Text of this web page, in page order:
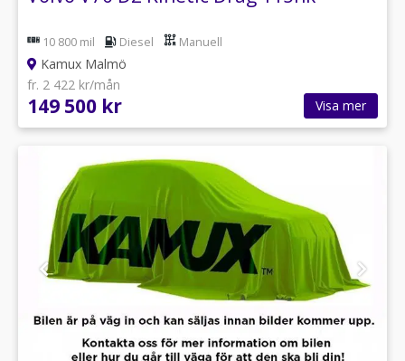
10 800 mil Diesel Manuell
Kamux Malmö
fr. 2 422 kr/mån
149 500 kr Visa mer